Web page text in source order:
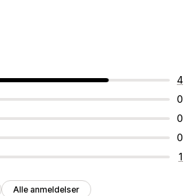
4
0
0
0
1
Alle anmeldelser